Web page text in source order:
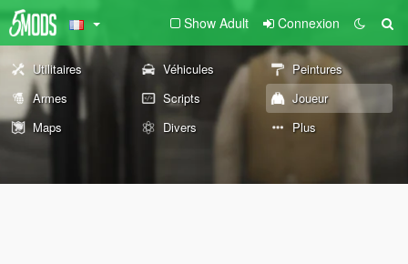
Show Adult Connexion
Utilitaires Véhicules
Peintures
Armes
Scripts
Joueur
Maps
Divers Plus